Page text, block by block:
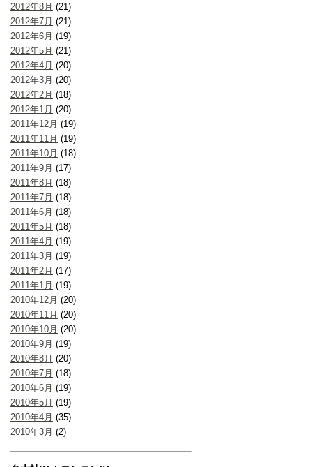
2012年8月 (21)
2012年7月 (21)
2012年6月 (19)
2012年5月 (21)
2012年4月 (20)
2012年3月 (20)
2012年2月 (18)
2012年1月 (20)
2011年12月 (19)
2011年11月 (19)
2011年10月 (18)
2011年9月 (17)
2011年8月 (18)
2011年7月 (18)
2011年6月 (18)
2011年5月 (18)
2011年4月 (19)
2011年3月 (19)
2011年2月 (17)
2011年1月 (19)
2010年12月 (20)
2010年11月 (20)
2010年10月 (20)
2010年9月 (19)
2010年8月 (20)
2010年7月 (18)
2010年6月 (19)
2010年5月 (19)
2010年4月 (35)
2010年3月 (2)